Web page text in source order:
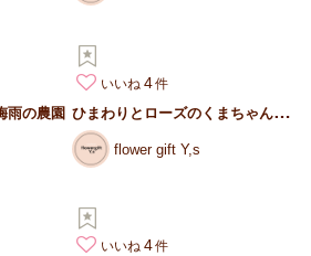
の農園
いいね 4
ひ
まわりとローズのくまちゃんバスケット
flower gift Y,s
いいね 4